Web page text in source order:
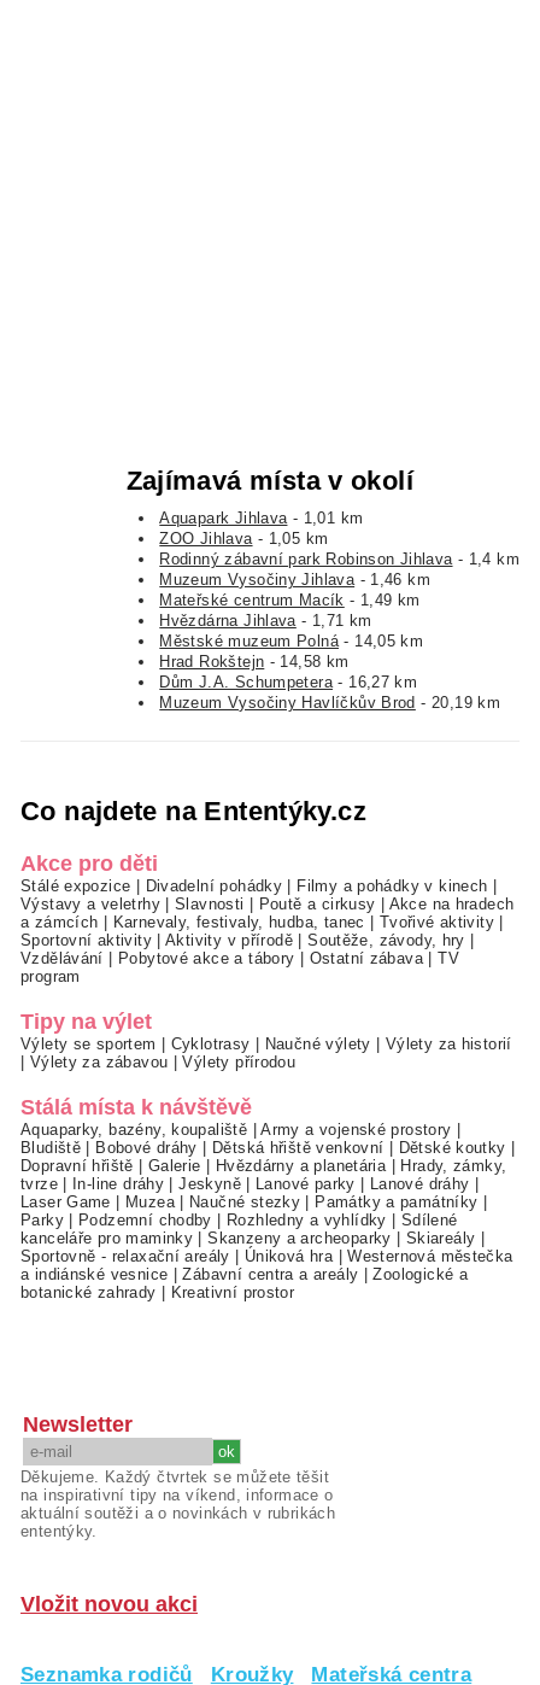
Zajímavá místa v okolí
Aquapark Jihlava - 1,01 km
ZOO Jihlava - 1,05 km
Rodinný zábavní park Robinson Jihlava - 1,4 km
Muzeum Vysočiny Jihlava - 1,46 km
Mateřské centrum Macík - 1,49 km
Hvězdárna Jihlava - 1,71 km
Městské muzeum Polná - 14,05 km
Hrad Rokštejn - 14,58 km
Dům J.A. Schumpetera - 16,27 km
Muzeum Vysočiny Havlíčkův Brod - 20,19 km
Co najdete na Ententýky.cz
Akce pro děti
Stálé expozice Divadelní pohádky Filmy a pohádky v kinech
Výstavy a veletrhy|Slavnosti Poutě a cirkusy
Akce na hradech
a zámcích
Karnevaly, festivaly, hudba, tanec Tvořivé aktivity
Sportovní aktivity|Aktivity v přírodě |Soutěže, závody, hry
Vzdělávání
Pobytové akce a tábory Ostatní zábava |TV
program
Tipy na výlet
Výlety se sportem Cyklotrasy Naučné výlety
Výlety za historií
Výlety za zábavou |Výlety přírodou
Stálá místa k návštěvě
Aquaparky, bazény, koupaliště |Army a vojenské prostory
Bludiště
Bobové dráhy Dětská hřiště venkovní Dětské koutky
Dopravní hřiště
Galerie Hvězdárny a planetária
Hrady, zámky,
tvrze| In-line dráhy |Jeskyně| Lanové parky Lanové dráhy
Laser Game
Muzea| Naučné stezky Památky a památníky
Parky| Podzemní chodby Rozhledny a vyhlídky
Sdílené
kanceláře pro maminky |Skanzeny a archeoparky Skiareály
Sportovně - relaxační areály
Úniková hra |Westernová městečka
a indiánské vesnice |Zábavní centra a areály |Zoologické a
botanické zahrady
Kreativní prostor
Newsletter
Děkujeme. Každý čtvrtek se můžete těšit
na inspirativní tipy na víkend, informace o
aktuální soutěži a o novinkách v rubrikách
ententýky.
Vložit novou akci
Seznamka rodičů Kroužky Mateřská centra